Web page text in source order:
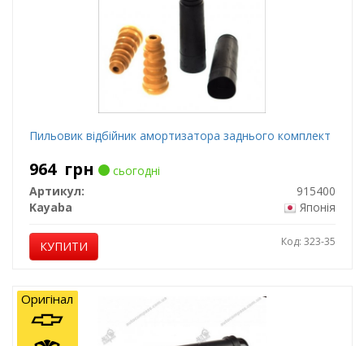
Пильовик відбійник амортизатора заднього комплект
964 грн
сьогодні
Артикул:
915400
Kayaba
Японія
КУПИТИ Код: 323-35
Оригінал